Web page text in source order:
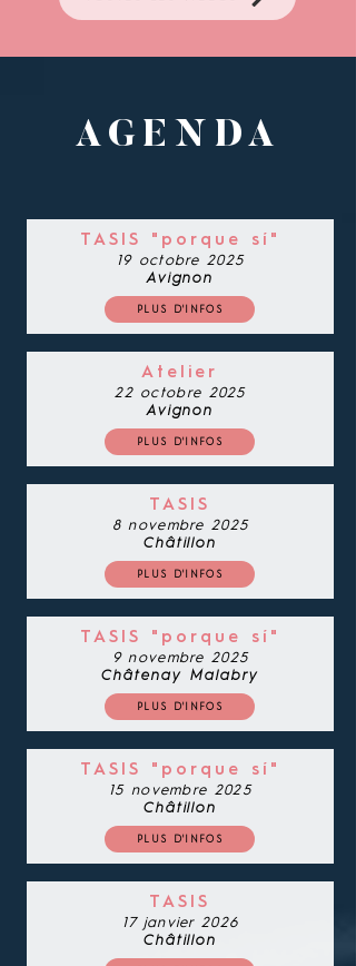
AGENDA
TASIS "porque sí"
19 octobre 2025
Avignon
PLUS D'INFOS
Atelier
22 octobre 2025
Avignon
PLUS D'INFOS
TASIS
8 novembre 2025
Châtillon
PLUS D'INFOS
TASIS "porque sí"
9 novembre 2025
Châtenay Malabry
PLUS D'INFOS
TASIS "porque sí"
15 novembre 2025
Châtillon
PLUS D'INFOS
TASIS
17 janvier 2026
Châtillon